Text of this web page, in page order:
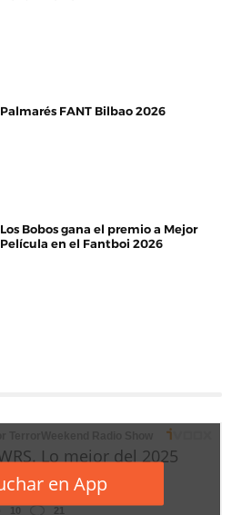
Palmarés FANT Bilbao 2026
Los Bobos gana el premio a Mejor
Película en el Fantboi 2026